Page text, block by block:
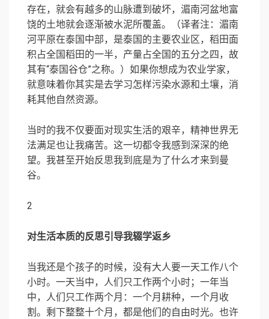
存在，就会有越多的山脉遭到破坏，湄南河盆地富
饶的土地就会逐渐被水泥所覆盖。（译者注：湄南
河平原在泰国中部，是泰国的主要农业区，稻田面
积占全国稻田的一半，产量占全国的五分之四，故
其有“泰国谷仓”之称。）如果你想成为农业学家，
就意味着你其实是去学习怎样污染水源和土壤，消
耗其他自然资源。
当时的我不仅要面对现实生活的艰辛，精神世界无
法满足也让我痛苦。这一切都令我感到深深的绝
望。我甚至开始反思我到底是为了什么才来到曼
谷。
2
对生活本质的反思引导我辍学返乡
当我还是个孩子的时候，没有大人要一天工作八个
小时。一天当中，人们只工作两个小时；一年当
中，人们只工作两个月：一个月耕种，一个月收
割。剩下整整十个月，都是他们的自由时光。也许